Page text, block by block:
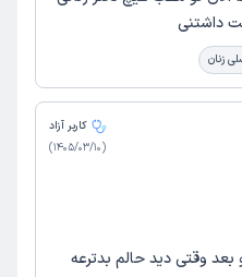
داشتنی
زنان
کاربر آزاد
(
1405/03/10
)
بعد وقتی دید حالم بدترعه